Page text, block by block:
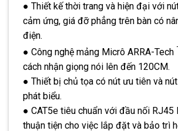
● Thiết kế thời trang và hiện đại với
cảm ứng, giá đỡ phẳng trên bàn có
điện.
● Công nghệ mảng Micrô ARRA-Tech
cách nhận giọng nói lên đến 120CM.
● Thiết bị chủ tọa có nút ưu tiên và
phát biểu.
● CAT5e tiêu chuẩn với đầu nối RJ45
thuận tiện cho việc lắp đặt và bảo trì